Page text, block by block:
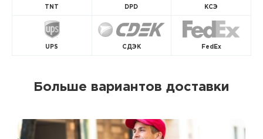
TNT DPD КСЭ
UPS СДЭК FedEx
Больше вариантов доставки